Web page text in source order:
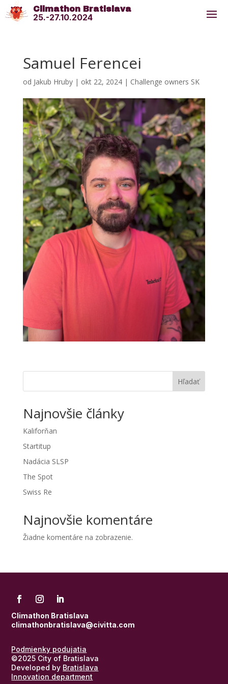
Climathon Bratislava
25.-27.10.2024
Samuel Ferencei
od Jakub Hruby| okt 22, 2024| Challenge owners SK
Hľadať
Najnovšie články
Kaliforňan
Startitup
Nadácia SLSP
The Spot
Swiss Re
Najnovšie komentáre
Žiadne komentáre na zobrazenie.
Climathon Bratislava
climathonbratislava@civitta.com
Podmienky podujatia
©2025 City of Bratislava
Developed by Bratislava
Innovation department